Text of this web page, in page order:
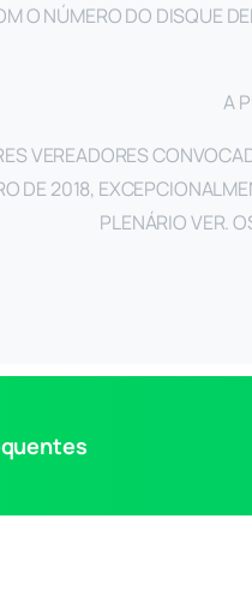
O NÚMERO DO DISQUE
A
VEREADORES
DE 2018,
PLENÁRIO VER.